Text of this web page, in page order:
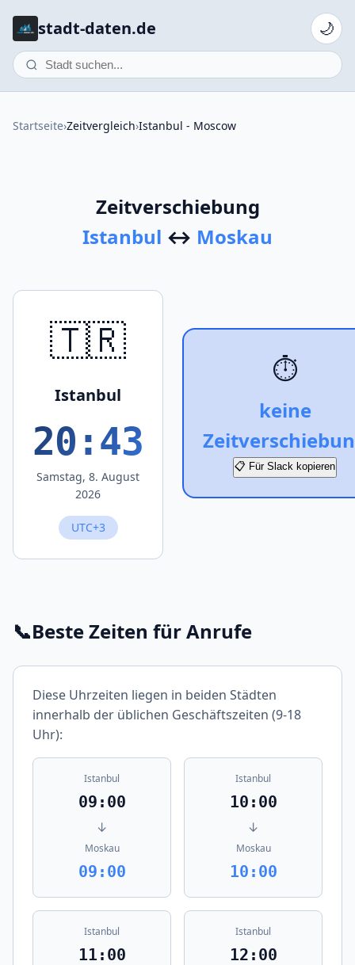
stadt-daten.de 🌙
Startseite›Zeitvergleich›Istanbul - Moscow
Zeitverschiebung
Istanbul ↔ Moskau
🇹🇷
Istanbul
20:43
Samstag, 8. August
2026
UTC+3
⏱️
keine
📋 Für Slack kopieren
📞Beste Zeiten für Anrufe
Diese Uhrzeiten liegen in beiden Städten
innerhalb der üblichen Geschäftszeiten (9-18
Uhr):
Istanbul
09:00
↓
Moskau
09:00
Istanbul
10:00
↓
Moskau
10:00
Istanbul
11:00
Istanbul
12:00